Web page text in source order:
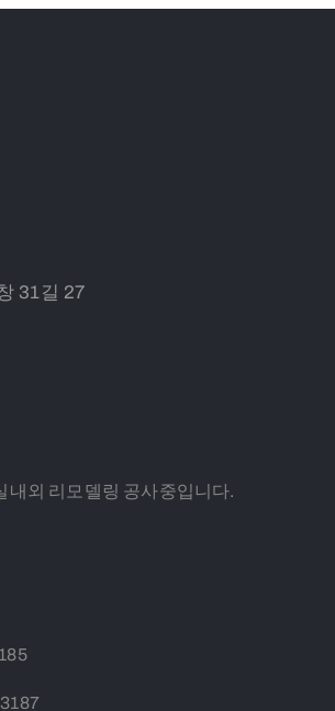
31길 27
내외 리모델링 공사중입니다.